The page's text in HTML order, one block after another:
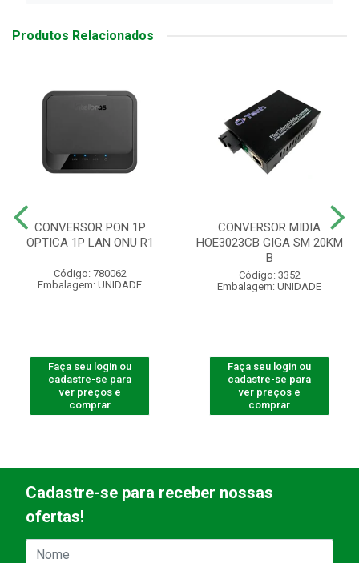
Produtos Relacionados
CONVERSOR PON 1P
OPTICA 1P LAN ONU R1
Código: 780062
Embalagem: UNIDADE
Faça seu login ou
cadastre-se para
ver preços e
comprar
CONVERSOR MIDIA
HOE3023CB GIGA SM 20KM
B
Código: 3352
Embalagem: UNIDADE
Faça seu login ou
cadastre-se para
ver preços e
comprar
Cadastre-se para receber nossas
ofertas!